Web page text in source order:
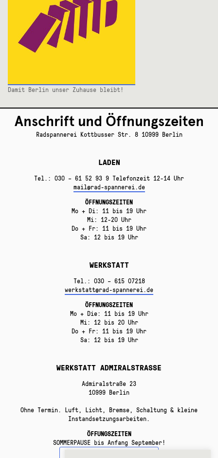
Damit Berlin unser Zuhause bleibt!
Anschrift und Öffnungszeiten
Radspannerei Kottbusser Str. 8 10999 Berlin
LADEN
Tel.: 030 – 61 52 93 9 Telefonzeit 12-14 Uhr
mail@rad-spannerei.de
ÖFFNUNGSZEITEN
Mo + Di: 11 bis 19 Uhr
Mi: 12-20 Uhr
Do + Fr: 11 bis 19 Uhr
Sa: 12 bis 19 Uhr
WERKSTATT
Tel.: 030 – 615 07218
werkstatt@rad-spannerei.de
ÖFFNUNGSZEITEN
Mo + Die: 11 bis 19 Uhr
Mi: 12 bis 20 Uhr
Do + Fr: 11 bis 19 Uhr
Sa: 12 bis 19 Uhr
WERKSTATT ADMIRALSTRASSE
Admiralstraße 23
10999 Berlin
Ohne Termin. Luft, Licht, Bremse, Schaltung & kleine
Instandsetzungsarbeiten.
ÖFFUNGSZEITEN
SOMMERPAUSE bis Anfang September!